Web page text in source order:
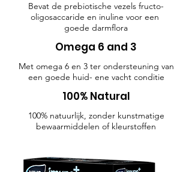
Bevat de prebiotische vezels fructo-
oligosaccaride en inuline voor een
goede darmflora
Omega 6 and 3
Met omega 6 en 3 ter ondersteuning van
een goede huid- ene vacht conditie
100% Natural
100% natuurlijk, zonder kunstmatige
bewaarmiddelen of kleurstoffen